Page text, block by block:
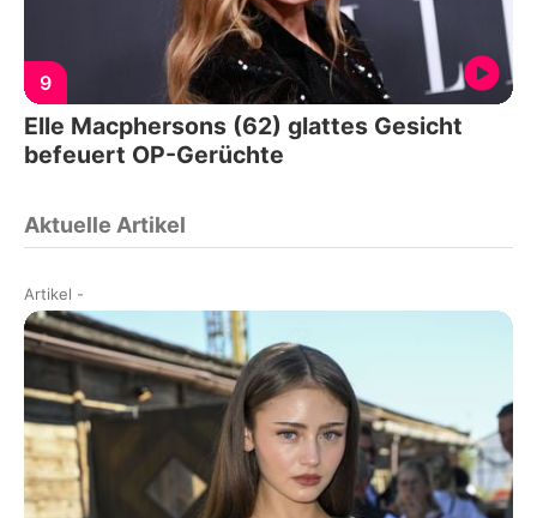
9
Elle Macphersons (62) glattes Gesicht
befeuert OP-Gerüchte
Aktuelle Artikel
Artikel -